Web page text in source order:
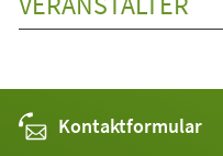
Kontaktformular